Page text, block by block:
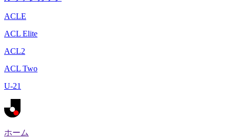
ACLE
ACL Elite
ACL2
ACL Two
U-21
ホーム